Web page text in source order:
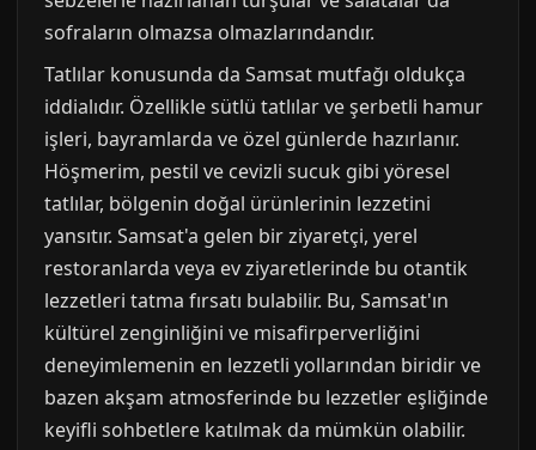
sofraların olmazsa olmazlarındandır.
Tatlılar konusunda da Samsat mutfağı oldukça
iddialıdır. Özellikle sütlü tatlılar ve şerbetli hamur
işleri, bayramlarda ve özel günlerde hazırlanır.
Höşmerim, pestil ve cevizli sucuk gibi yöresel
tatlılar, bölgenin doğal ürünlerinin lezzetini
yansıtır. Samsat'a gelen bir ziyaretçi, yerel
restoranlarda veya ev ziyaretlerinde bu otantik
lezzetleri tatma fırsatı bulabilir. Bu, Samsat'ın
kültürel zenginliğini ve misafirperverliğini
deneyimlemenin en lezzetli yollarından biridir ve
bazen akşam atmosferinde bu lezzetler eşliğinde
keyifli sohbetlere katılmak da mümkün olabilir.